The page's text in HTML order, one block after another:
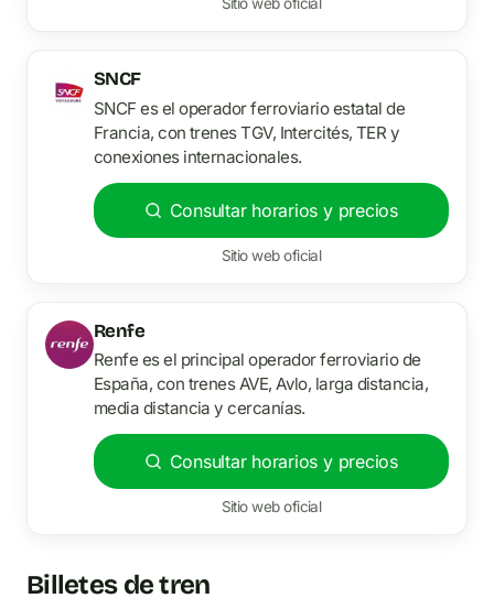
SNCF
SNCF es el operador ferroviario estatal de
Francia, con trenes TGV, Intercités, TER y
conexiones internacionales.
Consultar horarios y precios
Sitio web oficial
Renfe
Renfe es el principal operador ferroviario de
España, con trenes AVE, Avlo, larga distancia,
media distancia y cercanías.
Consultar horarios y precios
Sitio web oficial
Billetes de tren